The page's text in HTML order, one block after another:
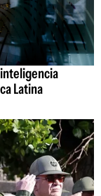
Latina